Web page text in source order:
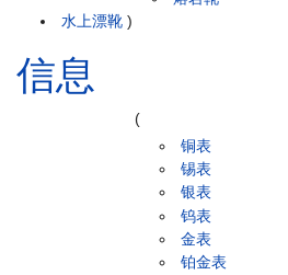
水上漂靴 )
信息
(
铜表
锡表
银表
钨表
金表
铂金表